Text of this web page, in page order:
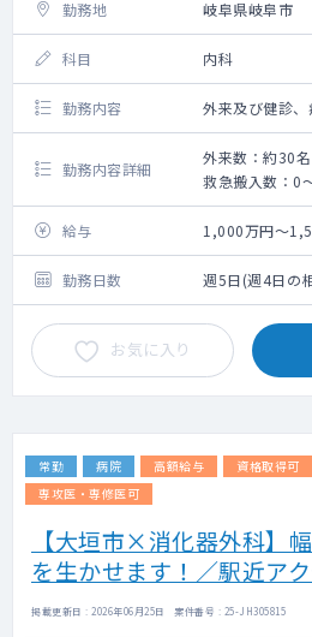
勤務地 岐阜県岐阜市
科目 内科
勤務内容 外来及び健診
勤務内容詳細
外来数：約30
救急搬入数：0
検査内容：内
給与
1,000万円～
勤務日数 週5日(週4日の
お気に入り
常勤 病院 高額給与 資格取得可
専攻医・専修医可
【大垣市×消化器外科】
を生かせます！／駅近ア
掲載更新日 : 2026年06月25日 案件番号 : 25-JH305815